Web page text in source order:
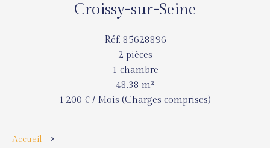
Croissy-sur-Seine
Réf. 85628896
2 pièces
1 chambre
48.38 m²
1 200 € / Mois (Charges comprises)
Accueil